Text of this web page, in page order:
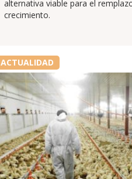
alternativa viable para el
crecimiento.
ACTUALIDAD